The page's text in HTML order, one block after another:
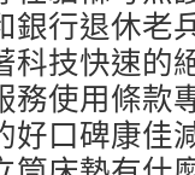
銀行退休老
科技快速的
務使用條款
好口碑康佳